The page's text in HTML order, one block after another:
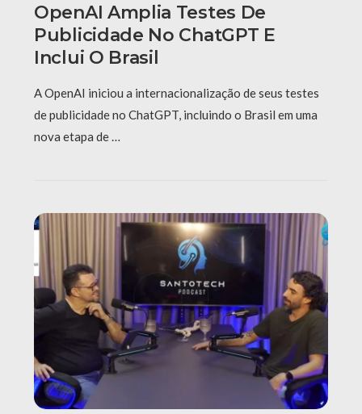
OpenAI Amplia Testes De
Publicidade No ChatGPT E
Inclui O Brasil
A OpenAI iniciou a internacionalização de seus testes
de publicidade no ChatGPT, incluindo o Brasil em uma
nova etapa de …